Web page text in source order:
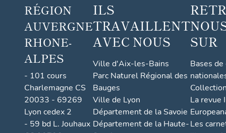
RÉGION
AUVERGNE
RHONE-
ALPES
- 101 cours
Charlemagne CS
20033 - 69269
Lyon cedex 2
- 59 bd L. Jouhaux
ILS
TRAVAILLENT
AVEC NOUS
Ville d'Aix-les-Bains
Parc Naturel Régional des
Bauges
Ville de Lyon
Département de la Savoie
Département de la Haute-
SUR
Bases
La revue
Les